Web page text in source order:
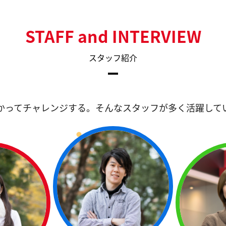
STAFF and INTERVIEW
スタッフ紹介
ってチャレンジする。 そんなスタッフが多く活躍して